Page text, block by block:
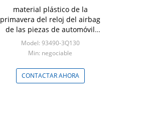
material plástico de la
primavera del reloj del airbag
de las piezas de automóvil
93490-3Q130
Model: 93490-3Q130
Min: negociable
CONTACTAR AHORA